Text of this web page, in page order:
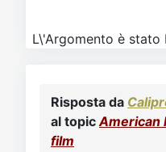
L\'Argomento è stato
Risposta da
al topic American
film